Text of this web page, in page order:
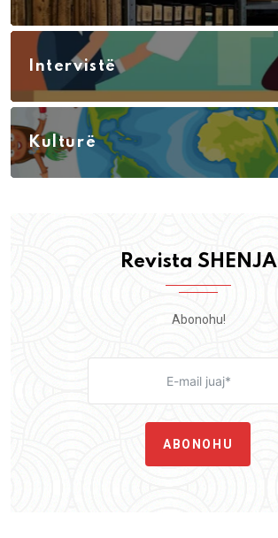
Intervistë
Kulturë
Revista SHENJA
Abonohu!
ABONOHU